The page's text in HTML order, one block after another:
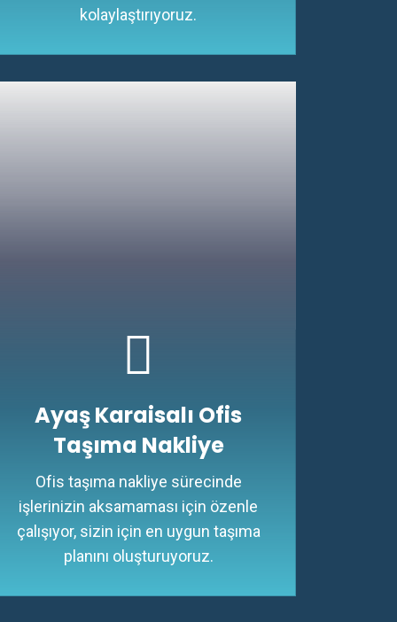
kolaylaştırıyoruz.
Ayaş Karaisalı Ofis
Taşıma Nakliye
Ofis taşıma nakliye sürecinde
işlerinizin aksamaması için özenle
çalışıyor, sizin için en uygun taşıma
planını oluşturuyoruz.